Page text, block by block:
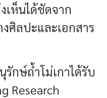
ห็นได้ชัดจาก
ศิลปะและเอกสาร
กษ์ถ้ำโม่เกาได้รับ
Research